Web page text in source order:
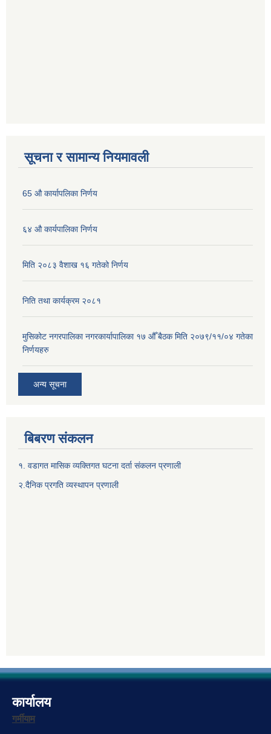
सूचना र सामान्य नियमावली
65 औ कार्यापलिका निर्णय
६४ औ कार्यपालिका निर्णय
मिति २०८३ वैशाख १६ गतेको निर्णय
निति तथा कार्यक्रम २०८१
मुसिकोट नगरपालिका नगरकार्यापालिका १७ औँ बैठक मिति २०७९/११/०४ गतेका
निर्णयहरु
अन्य सूचना
बिबरण संकलन
१. वडागत मासिक व्यक्तिगत घटना दर्ता संकलन प्रणाली
२.दैनिक प्रगति व्यस्थापन प्रणाली
कार्यालय
गर्मीयाम